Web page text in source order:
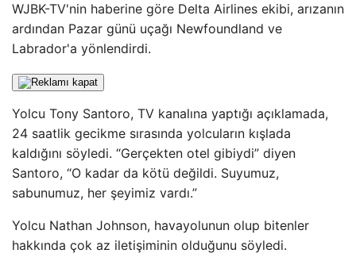
WJBK-TV'nin haberine göre Delta Airlines ekibi, arızanın
ardından Pazar günü uçağı Newfoundland ve
Labrador'a yönlendirdi.
Yolcu Tony Santoro, TV kanalına yaptığı açıklamada,
24 saatlik gecikme sırasında yolcuların kışlada
kaldığını söyledi. “Gerçekten otel gibiydi” diyen
Santoro, “O kadar da kötü değildi. Suyumuz,
sabunumuz, her şeyimiz vardı.”
Yolcu Nathan Johnson, havayolunun olup bitenler
hakkında çok az iletişiminin olduğunu söyledi.